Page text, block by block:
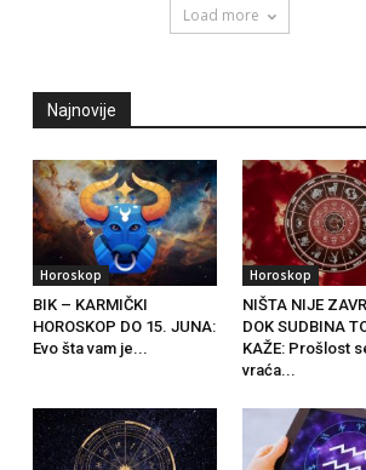
Load more
Najnovije
Horoskop
BIK – KARMIČKI
HOROSKOP DO 15. JUNA:
Evo šta vam je...
Horoskop
NIŠTA NIJE
DOK SUDBINA
KAŽE: Prošlost
vraća...